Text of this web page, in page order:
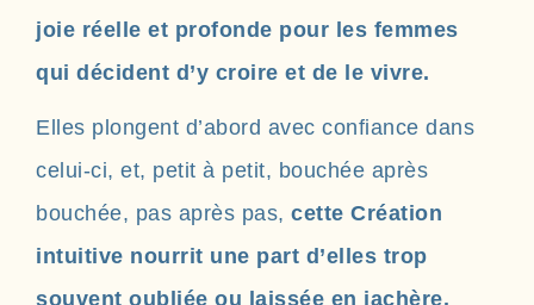
joie réelle et profonde pour les femmes
qui décident d’y croire et de le vivre.
Elles plongent d’abord avec confiance dans
celui-ci, et, petit à petit, bouchée après
bouchée, pas après pas, cette Création
intuitive nourrit une part d’elles trop
souvent oubliée ou laissée en jachère.